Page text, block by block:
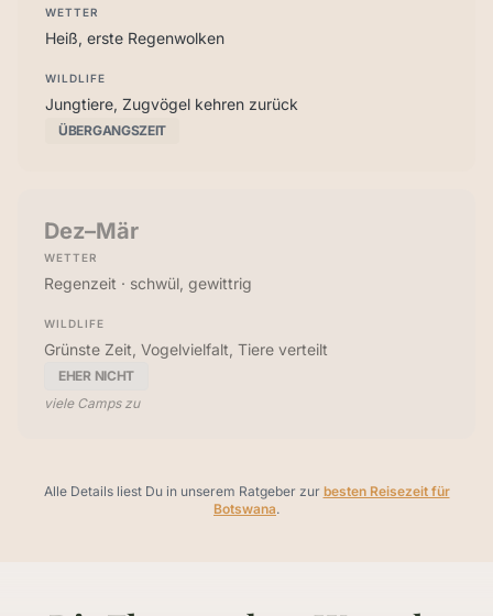
WETTER
Heiß, erste Regenwolken
WILDLIFE
Jungtiere, Zugvögel kehren zurück
ÜBERGANGSZEIT
Dez–Mär
WETTER
Regenzeit · schwül, gewittrig
WILDLIFE
Grünste Zeit, Vogelvielfalt, Tiere verteilt
EHER NICHT
viele Camps zu
Alle Details liest Du in unserem Ratgeber zur besten Reisezeit für
Botswana.